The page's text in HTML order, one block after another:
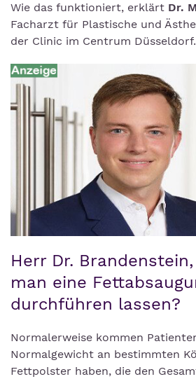
Wie das funktioniert, erklärt Dr.
Facharzt für Plastische und
der Clinic im Centrum Düsseldorf.
Herr Dr.
man eine
durchführen lassen?
Normalerweise kommen
Normalgewicht an bestimmten
Fettpolster haben, die den